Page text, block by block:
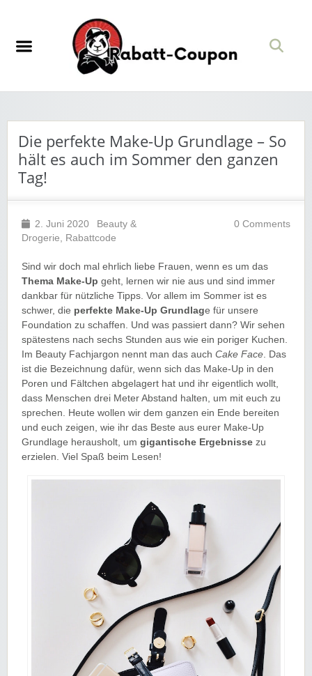
Die perfekte Make-Up Grundlage – So
hält es auch im Sommer den ganzen
Tag!
2. Juni 2020
Beauty &
Drogerie
Rabattcode
0 Comments
Sind wir doch mal ehrlich liebe Frauen, wenn es um das
Thema Make-Up geht, lernen wir nie aus und sind immer
dankbar für nützliche Tipps. Vor allem im Sommer ist es
schwer, die perfekte Make-Up Grundlage für unsere
Foundation zu schaffen. Und was passiert dann? Wir sehen
spätestens nach sechs Stunden aus wie ein poriger Kuchen.
Im Beauty Fachjargon nennt man das auch Cake Face . Das
ist die Bezeichnung dafür, wenn sich das Make-Up in den
Poren und Fältchen abgelagert hat und ihr eigentlich wollt,
dass Menschen drei Meter Abstand halten, um mit euch zu
sprechen. Heute wollen wir dem ganzen ein Ende bereiten
und euch zeigen, wie ihr das Beste aus eurer Make-Up
Grundlage herausholt, um gigantische Ergebnisse zu
erzielen. Viel Spaß beim Lesen!